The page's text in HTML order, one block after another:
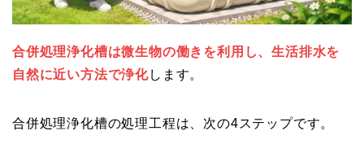
合併処理浄化槽は微生物の働きを利用し、生活排水を
自然に近い方法で浄化します。
合併処理浄化槽の処理工程は、次の4ステップです。